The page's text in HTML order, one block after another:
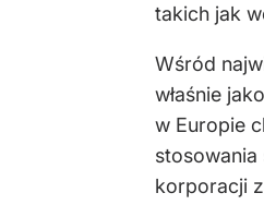
takich jak
Wśród
właśnie
w Europie
korporacji